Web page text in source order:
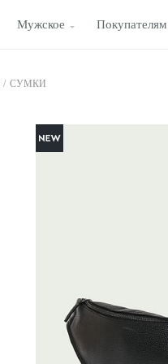
Мужское Покупателям
/ СУМКИ